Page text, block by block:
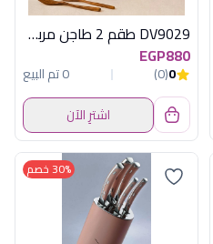
DV9029 طقم 2 طاجن مربع بورسلين ديفا
EGP880
0
(0)
0 تم البيع
اشترِ الآن
30% خصم